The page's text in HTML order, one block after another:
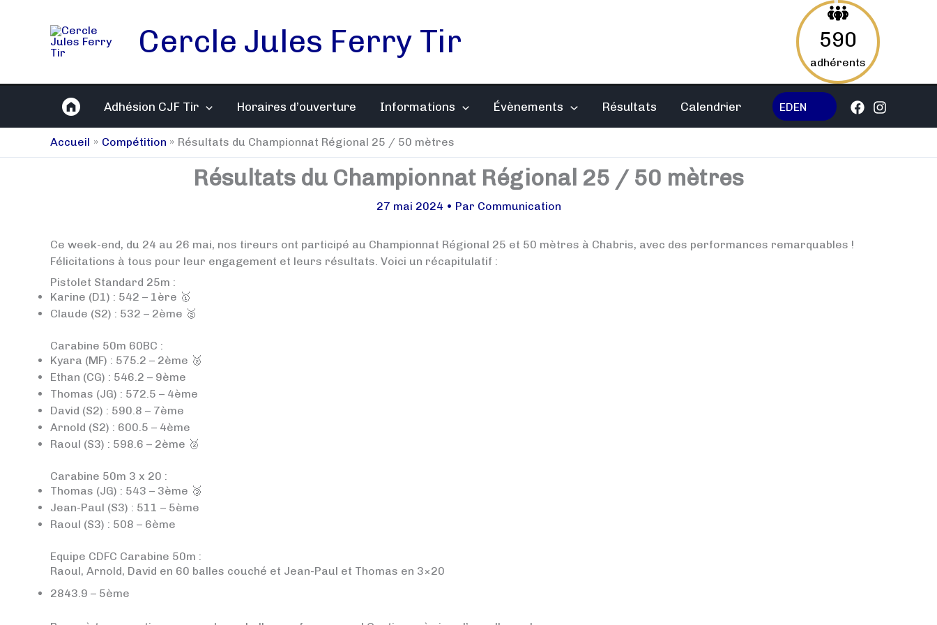
Cercle Jules Ferry Tir 590
adhérents
Adhésion CJF Tir Horaires d’ouverture Informations Évènements Résultats Calendrier EDEN
Accueil Compétition Résultats du Championnat Régional 25 / 50 mètres
Résultats du Championnat Régional 25 / 50 mètres
27 mai 2024 • Par Communication
Ce week-end, du 24 au 26 mai, nos tireurs ont participé au Championnat Régional 25 et 50 mètres à Chabris, avec des performances remarquables !
Félicitations à tous pour leur engagement et leurs résultats. Voici un récapitulatif :
Pistolet Standard 25m :
Karine (D1) : 542 – 1ère 🥇
Claude (S2) : 532 – 2ème 🥈
Carabine 50m 60BC :
Kyara (MF) : 575.2 – 2ème 🥈
Ethan (CG) : 546.2 – 9ème
Thomas (JG) : 572.5 – 4ème
David (S2) : 590.8 – 7ème
Arnold (S2) : 600.5 – 4ème
Raoul (S3) : 598.6 – 2ème 🥈
Carabine 50m 3 x 20 :
Thomas (JG) : 543 – 3ème 🥉
Jean-Paul (S3) : 511 – 5ème
Raoul (S3) : 508 – 6ème
Equipe CDFC Carabine 50m :
Raoul, Arnold, David en 60 balles couché et Jean-Paul et Thomas en 3×20
2843.9 – 5ème